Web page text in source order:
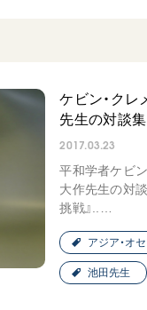
ケビン・ク
先生の対談
2017.03.23
平和学者ケビ
大作先生の対
挑戦』..…
アジア・オ
池田先生